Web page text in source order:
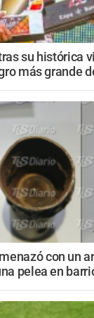
su histórica
más grande
con un
pelea en